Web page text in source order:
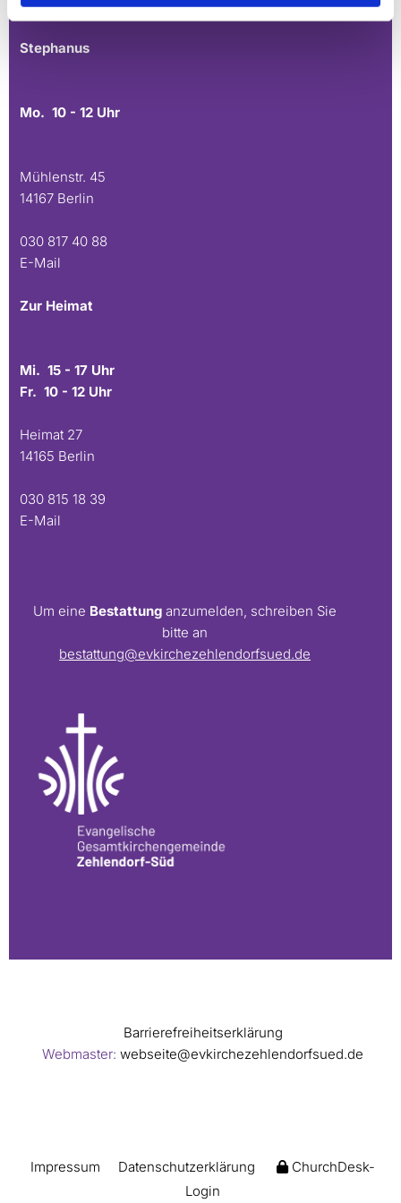
E-Mail
Stephanus
Mo. 10 - 12 Uhr
Mühlenstr. 45
14167 Berlin
030 817 40 88
E-Mail
Zur Heimat
Mi. 15 - 17 Uhr
Fr. 10 - 12 Uhr
Heimat 27
14165 Berlin
030 815 18 39
E-Mail
Um eine Bestattung anzumelden, schreiben Sie
bitte an
bestattung@evkirchezehlendorfsued.de
Barrierefreiheitserklärung
Webmaster: webseite@evkirchezehlendorfsued.de
Impressum Datenschutzerklärung
ChurchDesk-
Login